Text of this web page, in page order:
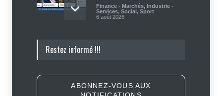
Finance - Marchés, Industrie -
Services, Social, Sport
6 août 2026
accélérer la campagne de
Restez informé !!!
ABONNEZ-VOUS AUX